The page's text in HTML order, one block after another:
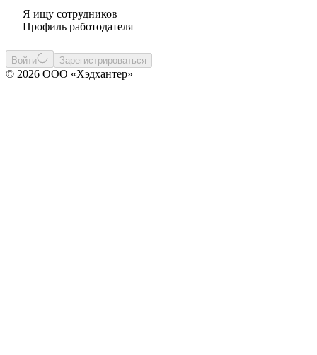
Я ищу сотрудников
Профиль работодателя
Войти Зарегистрироваться
© 2026 ООО «Хэдхантер»